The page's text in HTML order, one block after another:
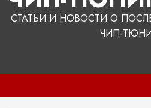
СТАТЬИ И НОВОСТИ О
ЧИП-